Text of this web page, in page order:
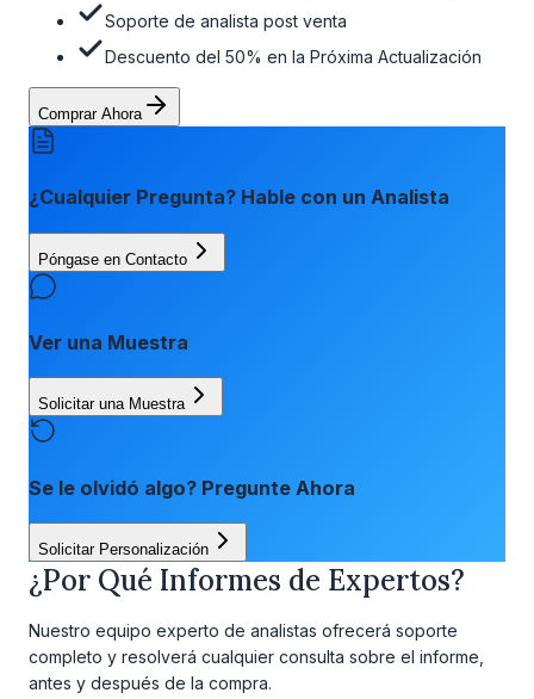
Soporte de analista post venta
Descuento del 50% en la Próxima Actualización
Comprar Ahora
¿Cualquier Pregunta? Hable con un Analista
Póngase en Contacto
Ver una Muestra
Solicitar una Muestra
Se le olvidó algo? Pregunte Ahora
Solicitar Personalización
¿Por Qué Informes de Expertos?
Nuestro equipo experto de analistas ofrecerá soporte
completo y resolverá cualquier consulta sobre el informe,
antes y después de la compra.